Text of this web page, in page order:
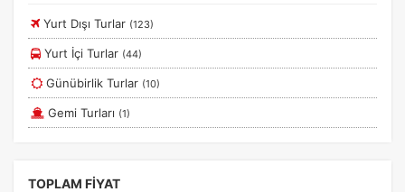
Tercihleri Kaydet
Sapanca
Çanakkale
İstanbul
Diğer
Yurt Dışı Turlar (123)
Yurt İçi Turlar (44)
Günübirlik Turlar (10)
Gemi Turları (1)
TOPLAM FİYAT